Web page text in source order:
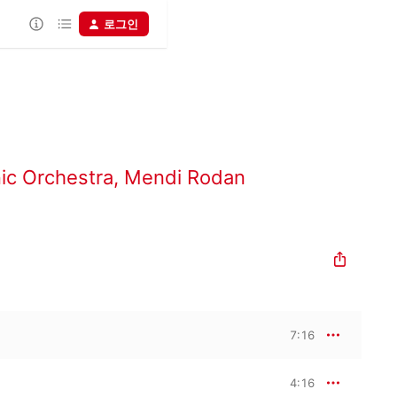
로그인
Orchestra, Mendi Rodan
7:16
4:16